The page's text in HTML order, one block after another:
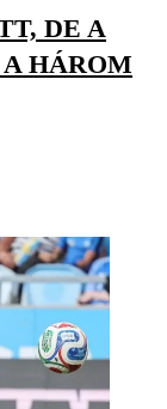
DE A
HÁROM